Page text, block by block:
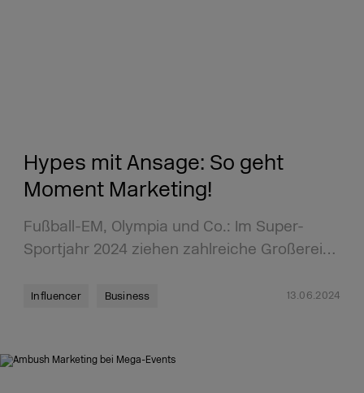
Hypes mit Ansage: So geht
Moment Marketing!
Fußball-EM, Olympia und Co.: Im Super-
Sportjahr 2024 ziehen zahlreiche Großerei…
Influencer Business 13.06.2024